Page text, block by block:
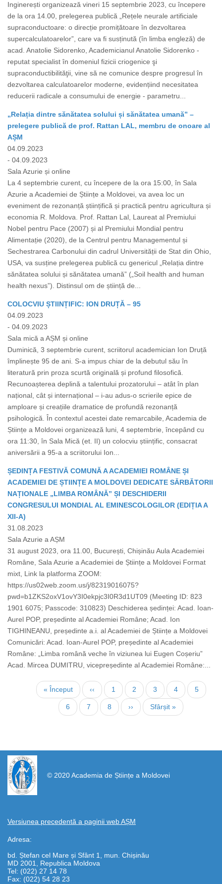
Inginerești organizează vineri 15 septembrie 2023, cu începere
de la ora 14.00, prelegerea publică „Rețele neurale artificiale
supraconductoare: o direcție promițătoare în dezvoltarea
supercalculatoarelor”, care va fi susținută (în limba engleză) de
acad. Anatolie Sidorenko, Academicianul Anatolie Sidorenko -
reputat specialist în domeniul fizicii criogenice şi
supraconductibilităţii, vine să ne comunice despre progresul în
dezvoltarea calculatoarelor moderne, evidențiind necesitatea
reducerii radicale a consumului de energie - parametru...
„Relația dintre sănătatea solului și sănătatea umană” –
prelegere publică de prof. Rattan LAL, membru de onoare al
AȘM
04.09.2023
- 04.09.2023
Sala Azurie și online
La 4 septembrie curent, cu începere de la ora 15:00, în Sala
Azurie a Academiei de Științe a Moldovei, va avea loc un
eveniment de rezonanță științifică și practică pentru agricultura și
economia R. Moldova. Prof. Rattan Lal, Laureat al Premiului
Nobel pentru Pace (2007) și al Premiului Mondial pentru
Alimentație (2020), de la Centrul pentru Managementul și
Sechestrarea Carbonului din cadrul Universității de Stat din Ohio,
USA, va susține prelegerea publică cu genericul „Relația dintre
sănătatea solului și sănătatea umană” („Soil health and human
health nexus”). Distinsul om de știință de...
COLOCVIU ȘTIINȚIFIC: ION DRUȚĂ – 95
04.09.2023
- 04.09.2023
Sala mică a AȘM și online
Duminică, 3 septembrie curent, scriitorul academician Ion Druță
împlinește 95 de ani. S-a impus chiar de la debutul său în
literatură prin proza scurtă originală și profund filosofică.
Recunoașterea deplină a talentului prozatorului – atât în plan
național, cât și internațional – i-au adus-o scrierile epice de
amploare și creațiile dramatice de profundă rezonanță
psihologică. În contextul acestei date remarcabile, Academia de
Științe a Moldovei organizează luni, 4 septembrie, începând cu
ora 11:30, în Sala Mică (et. II) un colocviu științific, consacrat
aniversării a 95-a a scriitorului Ion...
ȘEDINȚA FESTIVĂ COMUNĂ A ACADEMIEI ROMÂNE ȘI
ACADEMIEI DE ȘTIINȚE A MOLDOVEI DEDICATE SĂRBĂTORII
NAȚIONALE „LIMBA ROMÂNĂ” ȘI DESCHIDERII
CONGRESULUI MONDIAL AL EMINESCOLOGILOR (EDIȚIA A
XII-A)
31.08.2023
Sala Azurie a AȘM
31 august 2023, ora 11.00, București, Chișinău Aula Academiei
Române, Sala Azurie a Academiei de Științe a Moldovei Format
mixt, Link la platforma ZOOM:
https://us02web.zoom.us/j/82319016075?
pwd=b1ZKS2oxV1ovY3I0ekpjc3I0R3d1UT09 (Meeting ID: 823
1901 6075; Passcode: 310823) Deschiderea ședinței: Acad. Ioan-
Aurel POP, președinte al Academiei Române; Acad. Ion
TIGHINEANU, președinte a.i. al Academiei de Științe a Moldovei
Comunicări: Acad. Ioan-Aurel POP, președinte al Academiei
Române: „Limba română veche în viziunea lui Eugen Coșeriu”
Acad. Mircea DUMITRU, vicepreședinte al Academiei Române:...
Нумерация
страниц
Первая
страница
« Început ←
‹‹ Страница
1 Страница
2
Текущая
страница
3 Страница
4 5
Страница
6 Страница
7 Страница
8
Следующая
страница
››
Последняя
страница
Sfârșit »
© 2020 Academia de Științe a Moldovei
Versiunea precedentă a paginii web AȘM
Adresa:
bd. Ștefan cel Mare și Sfânt 1, mun. Chișinău
MD 2001, Republica Moldova
Tel: (022) 27 14 78
Fax: (022) 54 28 23
https://propletenie.ru/